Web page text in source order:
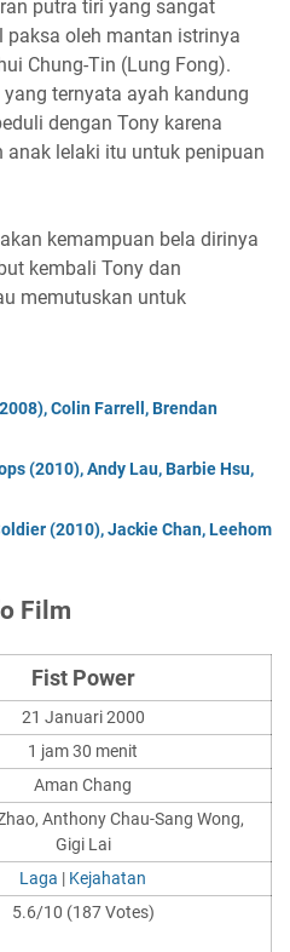
putra tiri yang sangat
paksa oleh mantan istrinya
Chung-Tin (Lung Fong).
ternyata ayah kandung
dengan Tony karena
lelaki itu untuk penipuan
kemampuan bela dirinya
kembali Tony dan
memutuskan untuk
Colin Farrell, Brendan
(2010), Andy Lau, Barbie Hsu,
(2010), Jackie Chan, Leehom
Film
Fist Power
21 Januari 2000
1 jam 30 menit
Aman Chang
Anthony Chau-Sang Wong,
Gigi Lai
Laga | Kejahatan
5.6/10 (187 Votes)